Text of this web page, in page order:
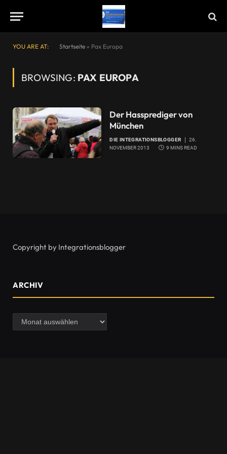
YOU ARE AT: Startseite » Pax Europa
BROWSING: PAX EUROPA
Der Hassprediger von
München
DIE INTEGRATIONSBLOGGER
26.
NOVEMBER 2013
9 MINS READ
Copyright by Integrationsblogger
ARCHIV
Archiv